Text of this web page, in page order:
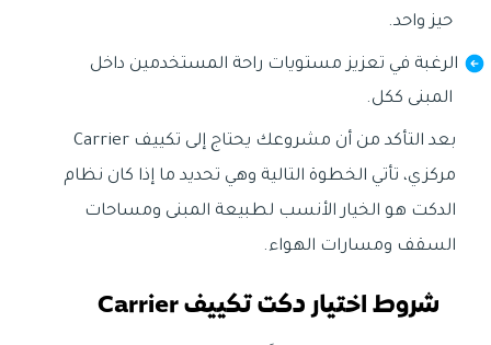
حيز واحد.
الرغبة في تعزيز مستويات راحة المستخدمين داخل
المبنى ككل.
بعد التأكد من أن مشروعك يحتاج إلى تكييف Carrier
مركزي، تأتي الخطوة التالية وهي تحديد ما إذا كان نظام
الدكت هو الخيار الأنسب لطبيعة المبنى ومساحات
السقف ومسارات الهواء.
شروط اختيار دكت تكييف Carrier